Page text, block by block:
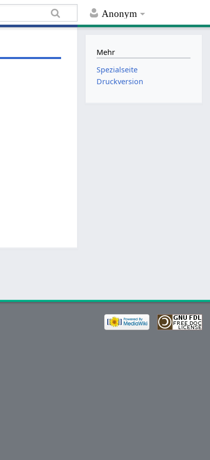
Anonym
Mehr
Spezialseite
Druckversion